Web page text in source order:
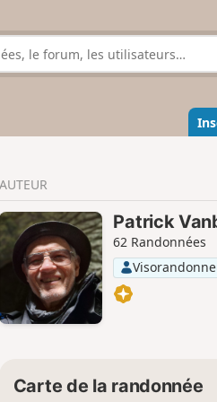
AUTEUR
Patrick
62 Randonnées
Carte de la randonnée